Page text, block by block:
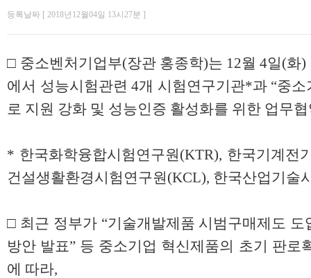
등록날짜 [ 2018년12월04일 13시27분 ]
□ 중소벤처기업부(장관 홍종학)는 12월 4일(화
에서 성능시험관련 4개 시험연구기관*과 “중
로 지원 강화 및 성능인증 활성화를 위한 업무
* 한국화학융합시험연구원(KTR), 한국기계전
건설생활환경시험연구원(KCL), 한국산업기술
□ 최근 정부가 “기술개발제품 시범구매제도 도
방안 발표” 등 중소기업 혁신제품의 초기 판로
에 따라,